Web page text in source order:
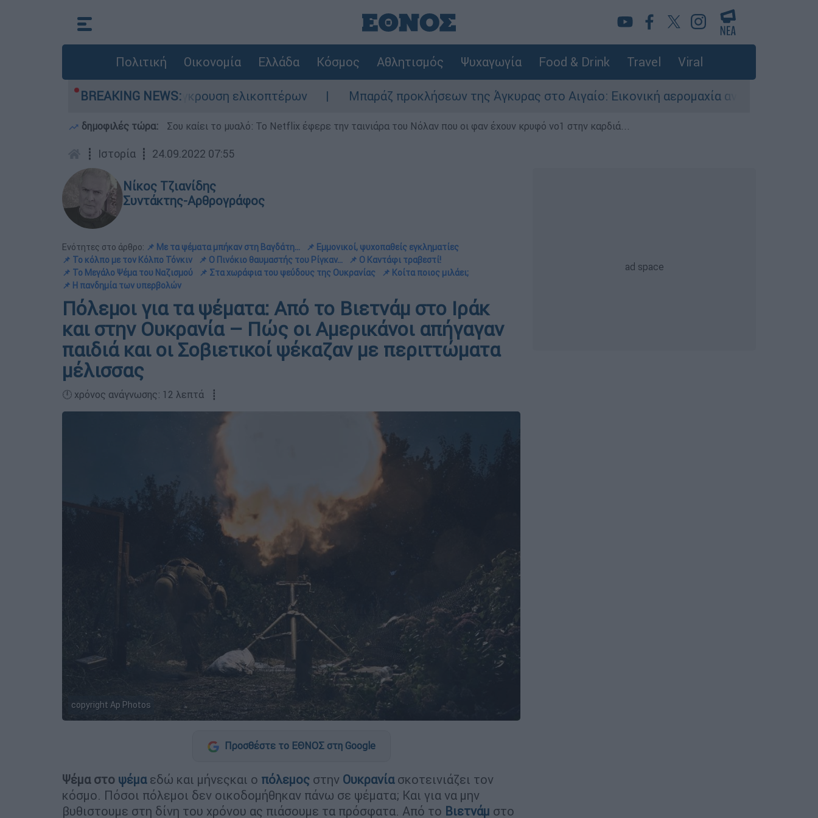
Πολιτική Οικονομία Ελλάδα Κόσμος Αθλητισμός Ψυχαγωγία Food & Drink Travel Viral
BREAKING NEWS:
ζωή του στη σύγκρουση ελικοπτέρων Μπαράζ προκλήσεων της Άγκυρας στο Αιγαίο: Εικονική αερομαχία ανάμεσα σε ελληνικά και
δημοφιλές τώρα: Σου καίει το μυαλό: Το Netflix έφερε την ταινιάρα του Νόλαν που οι φαν έχουν κρυφό νο1 στην καρδιά...
┋ Ιστορία ┋ 24.09.2022 07:55
Νίκος Τζιανίδης
Συντάκτης-Αρθρογράφος
Ενότητες στο άρθρο: 📌 Με τα ψέματα μπήκαν στη Βαγδάτη...
📌 Εμμονικοί, ψυχοπαθείς εγκληματίες
📌 Το κόλπο με τον Κόλπο Τόνκιν
📌 Ο Πινόκιο θαυμαστής του Ρίγκαν...
📌 Ο Καντάφι τραβεστί!
📌 Το Μεγάλο Ψέμα του Ναζισμού
📌 Στα χωράφια του ψεύδους της Ουκρανίας
📌 Κοίτα ποιος μιλάει;
📌 Η πανδημία των υπερβολών
Πόλεμοι για τα ψέματα: Από το Βιετνάμ στο Ιράκ
και στην Ουκρανία – Πώς οι Αμερικάνοι απήγαγαν
παιδιά και οι Σοβιετικοί ψέκαζαν με περιττώματα
μέλισσας
🕛 χρόνος ανάγνωσης: 12 λεπτά ┋
copyright Ap Photos
Προσθέστε το ΕΘΝΟΣ στη Google
Ψέμα στο ψέμαεδώ και μήνεςκαι ο πόλεμος στην Ουκρανία σκοτεινιάζει τον
κόσμο. Πόσοι πόλεμοι δεν οικοδομήθηκαν πάνω σε ψέματα; Και για να μην
βυθιστουμε στη δίνη του χρόνου ας πιάσουμε τα πρόσφατα. Από το Βιετνάμ στο